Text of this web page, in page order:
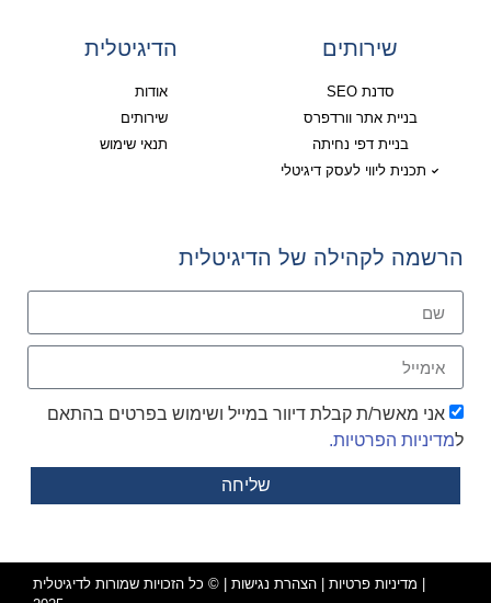
שירותים
סדנת SEO
בניית אתר וורדפרס
בניית דפי נחיתה
תכנית ליווי לעסק דיגיטלי
הדיגיטלית
אודות
שירותים
תנאי שימוש
הרשמה לקהילה של הדיגיטלית
אני מאשר/ת קבלת דיוור במייל ושימוש בפרטים בהתאם
למדיניות הפרטיות.
שליחה
מדיניות פרטיות הצהרת נגישות | © כל הזכויות שמורות לדיגיטלית